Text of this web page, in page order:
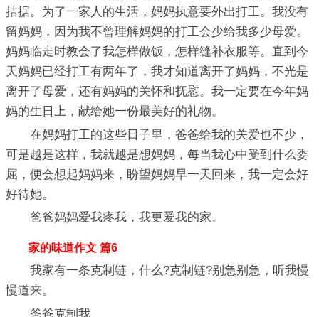
拮据。为了一家人的生活，妈妈执意要外出打工。我没有
留妈妈，因为我不曾理解妈妈的打工会少给我多少母爱。
妈妈临走时教会了我怎样做饭，怎样缝补衣服等。直到今
天妈妈已经打工有两年了，我才知道离开了妈妈，不光是
离开了母爱，还有妈妈的关怀和抚慰。我一定要在今年妈
妈的生日上，献给她一份最美好的礼物。
在妈妈打工的这些日子里，爸爸给我的关爱也不少，
可是越是这样，我就越是想妈妈，每当我心中受到什么委
屈，便会想起妈妈来，盼望妈妈早一天回来，我一定会好
好待她。
爸爸妈妈爱我疼我，我更爱我的家。
家的味道作文 篇6
我家有一条克制链，什么?克制链?别急别急，听我慢
慢道来。
爸爸克制我